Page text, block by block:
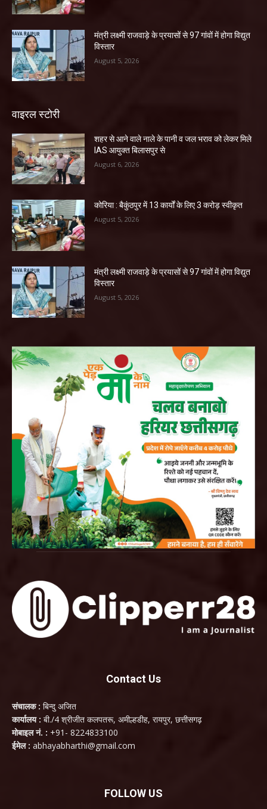
मंत्री लक्ष्मी राजवाड़े के प्रयासों से 97 गांवों में होगा विद्युत
विस्तार
August 5, 2026
वाइरल स्टोरी
शहर से आने वाले नाले के पानी व जल भराव को लेकर मिले
IAS आयुक्त बिलासपुर से
August 6, 2026
कोरिया : बैकुंठपुर में 13 कार्यों के लिए 3 करोड़ स्वीकृत
August 5, 2026
मंत्री लक्ष्मी राजवाड़े के प्रयासों से 97 गांवों में होगा विद्युत
विस्तार
August 5, 2026
Contact Us
संचालक : बिन्दु अजित
कार्यालय : बी./4 श्रीजीत कलपतरू, अमील्हडीह, रायपुर, छत्तीसगढ़
मोबाइल नं. : +91- 8224833100
ईमेल : abhayabharthi@gmail.com
FOLLOW US